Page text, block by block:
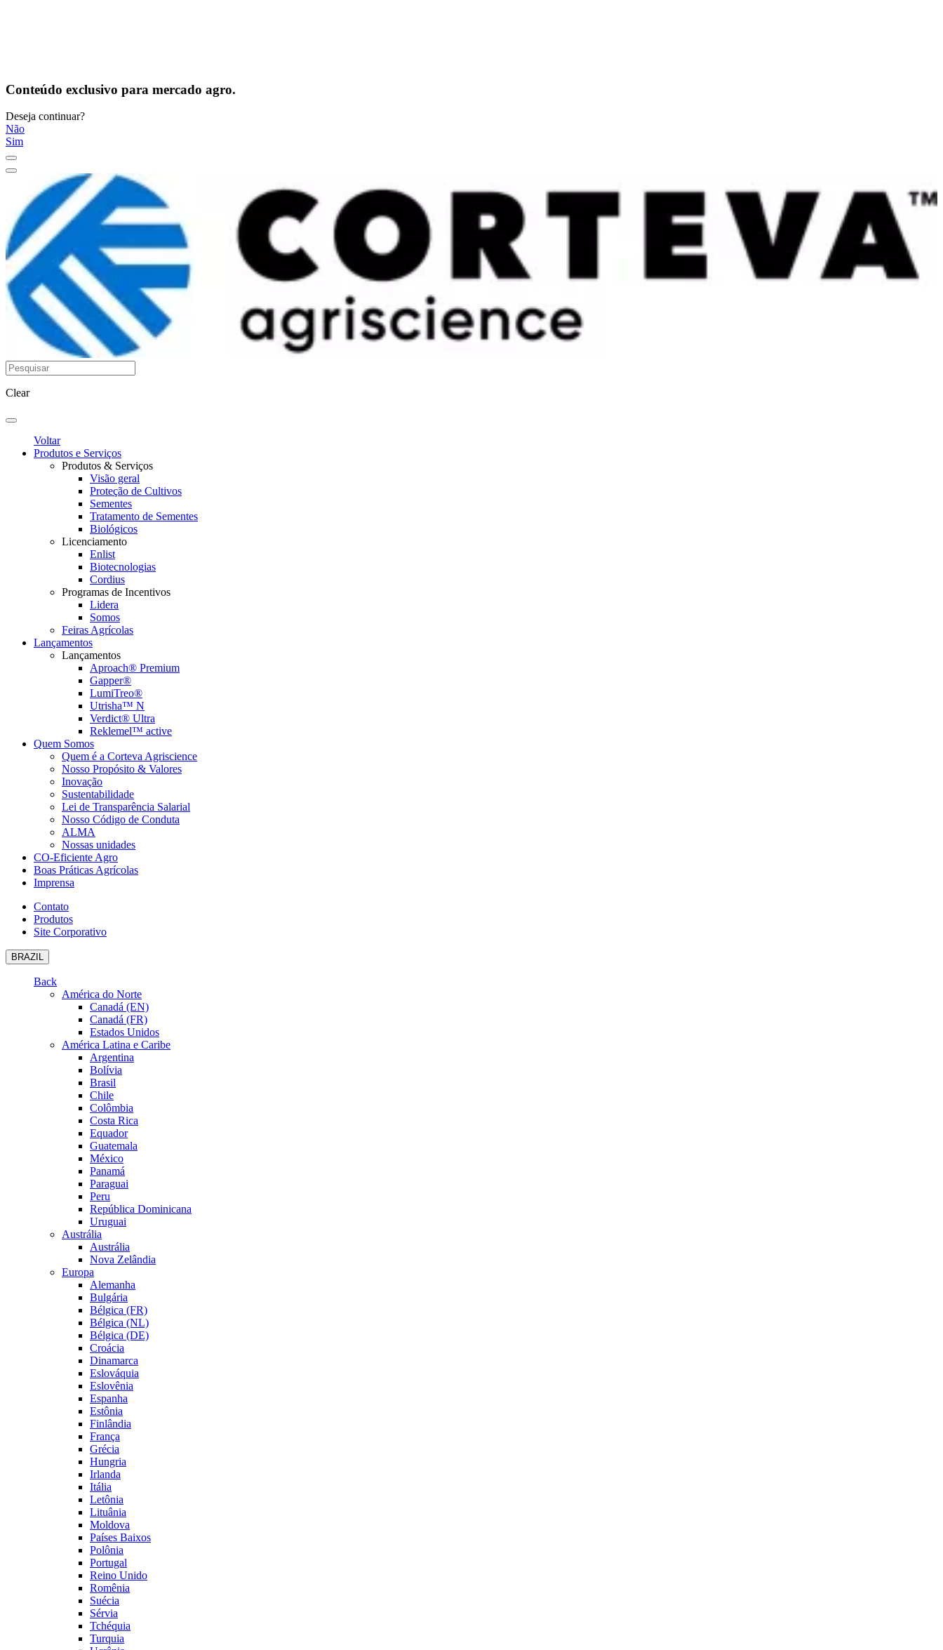
Conteúdo exclusivo para mercado agro.
Deseja continuar?
Não
Sim
Clear
Voltar
Produtos e Serviços
Produtos & Serviços
Visão geral
Proteção de Cultivos
Sementes
Tratamento de Sementes
Biológicos
Licenciamento
Enlist
Biotecnologias
Cordius
Programas de Incentivos
Lidera
Somos
Feiras Agrícolas
Lançamentos
Lançamentos
Aproach® Premium
Gapper®
LumiTreo®
Utrisha™ N
Verdict® Ultra
Reklemel™ active
Quem Somos
Quem é a Corteva Agriscience
Nosso Propósito & Valores
Inovação
Sustentabilidade
Lei de Transparência Salarial
Nosso Código de Conduta
ALMA
Nossas unidades
CO-Eficiente Agro
Boas Práticas Agrícolas
Imprensa
Contato
Produtos
Site Corporativo
BRAZIL
Back
América do Norte
Canadá (EN)
Canadá (FR)
Estados Unidos
América Latina e Caribe
Argentina
Bolívia
Brasil
Chile
Colômbia
Costa Rica
Equador
Guatemala
México
Panamá
Paraguai
Peru
República Dominicana
Uruguai
Austrália
Austrália
Nova Zelândia
Europa
Alemanha
Bulgária
Bélgica (FR)
Bélgica (NL)
Bélgica (DE)
Croácia
Dinamarca
Eslováquia
Eslovênia
Espanha
Estônia
Finlândia
França
Grécia
Hungria
Irlanda
Itália
Letônia
Lituânia
Moldova
Países Baixos
Polônia
Portugal
Reino Unido
Romênia
Suécia
Sérvia
Tchéquia
Turquia